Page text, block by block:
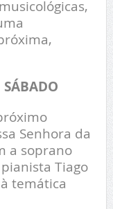
SÁBADO
Senhora da
a soprano
Tiago
temática